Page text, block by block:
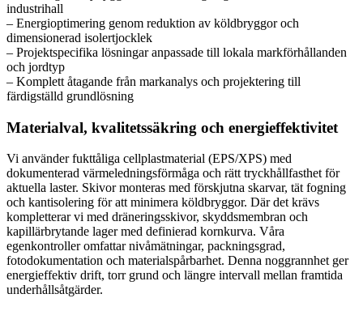
industrihall
– Energioptimering genom reduktion av köldbryggor och
dimensionerad isolertjocklek
– Projektspecifika lösningar anpassade till lokala markförhållanden
och jordtyp
– Komplett åtagande från markanalys och projektering till
färdigställd grundlösning
Materialval, kvalitetssäkring och energieffektivitet
Vi använder fukttåliga cellplastmaterial (EPS/XPS) med
dokumenterad värmeledningsförmåga och rätt tryckhållfasthet för
aktuella laster. Skivor monteras med förskjutna skarvar, tät fogning
och kantisolering för att minimera köldbryggor. Där det krävs
kompletterar vi med dräneringsskivor, skyddsmembran och
kapillärbrytande lager med definierad kornkurva. Våra
egenkontroller omfattar nivåmätningar, packningsgrad,
fotodokumentation och materialspårbarhet. Denna noggrannhet ger
energieffektiv drift, torr grund och längre intervall mellan framtida
underhållsåtgärder.